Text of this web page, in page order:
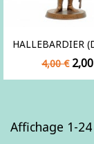
HALLEBARDIER
Prix
de
4,00 € Prix
Affichage 1-